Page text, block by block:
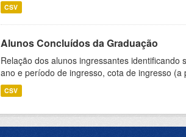
CSV
Alunos Concluídos da Graduação
Relação dos alunos ingressantes
ano e período de ingresso, cota de ingresso (a
CSV